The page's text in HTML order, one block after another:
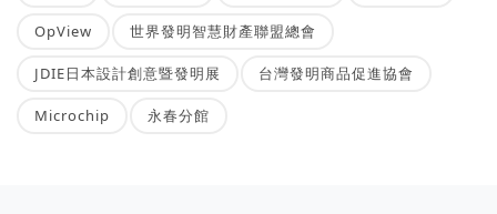
OpView 世界發明智慧財產聯盟總會
JDIE日本設計創意暨發明展 台灣發明商品促進協會
Microchip 永春分館